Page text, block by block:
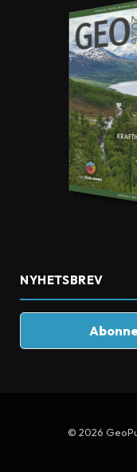
NYHETSBREV
© 2026